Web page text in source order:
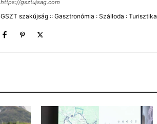
https://gsztujsag.com
GSZT szakújság :: Gasztronómia : Szálloda : Turisztika